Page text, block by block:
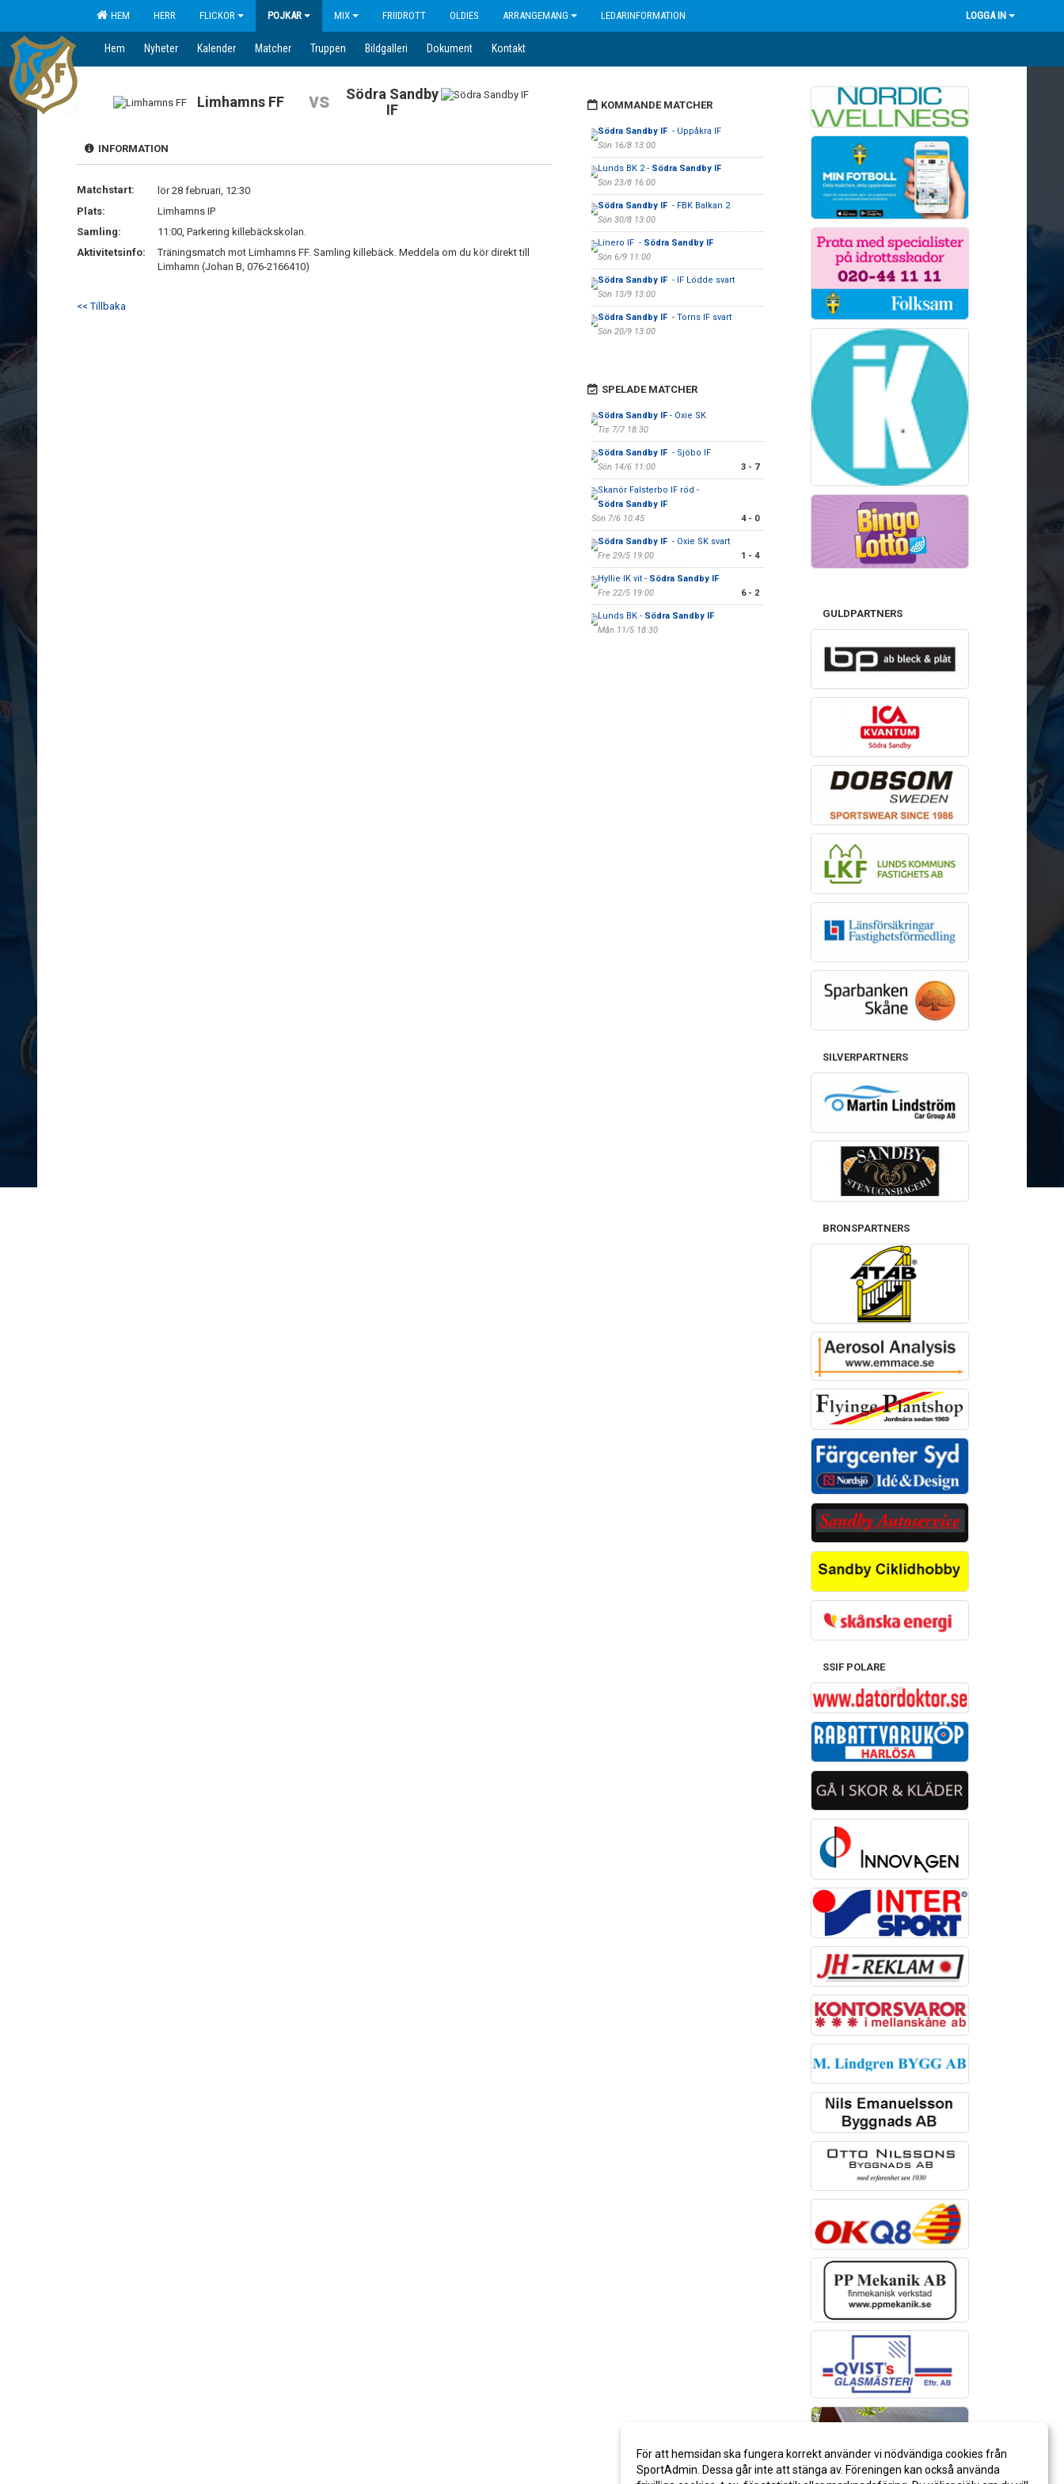
HEM HERR FLICKOR POJKAR MIX FRIIDROTT OLDIES ARRANGEMANG LEDARINFORMATION LOGGA IN
Hem Nyheter Kalender Matcher Truppen Bildgalleri Dokument Kontakt
Limhamns FF vs
Södra Sandby
IF
INFORMATION
Matchstart:
lör 28 februari, 12:30
Plats:
Limhamns IP
Samling:
11:00, Parkering killebäckskolan.
Aktivitetsinfo:
Träningsmatch mot Limhamns FF. Samling killebäck. Meddela om du kör direkt till
Limhamn (Johan B, 076-2166410)
<< Tillbaka
KOMMANDE MATCHER
Södra Sandby IF - Uppåkra IF
Sön 16/8 13:00
Lunds BK 2 - Södra Sandby IF
Sön 23/8 16:00
Södra Sandby IF - FBK Balkan 2
Sön 30/8 13:00
Linero IF - Södra Sandby IF
Sön 6/9 11:00
Södra Sandby IF - IF Lödde svart
Sön 13/9 13:00
Södra Sandby IF - Torns IF svart
Sön 20/9 13:00
SPELADE MATCHER
Södra Sandby IF- Oxie SK
Tis 7/7 18:30
Södra Sandby IF - Sjöbo IF
Sön 14/6 11:00
3 - 7
Skanör Falsterbo IF röd -
Södra Sandby IF
Sön 7/6 10:45
4 - 0
Södra Sandby IF - Oxie SK svart
Fre 29/5 19:00
1 - 4
Hyllie IK vit - Södra Sandby IF
Fre 22/5 19:00
6 - 2
Lunds BK - Södra Sandby IF
Mån 11/5 18:30
GULDPARTNERS
SILVERPARTNERS
BRONSPARTNERS
SSIF POLARE
För att hemsidan ska fungera korrekt använder vi nödvändiga cookies från
SportAdmin. Dessa går inte att stänga av. Föreningen kan också använda